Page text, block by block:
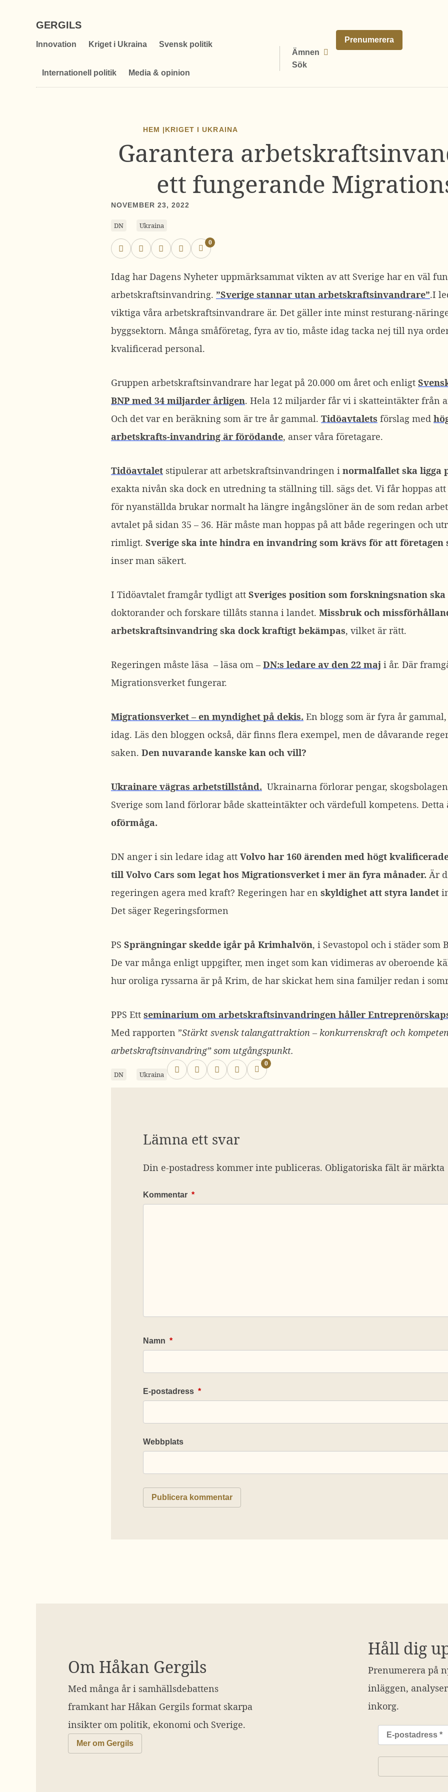
GERGILS
Innovation Kriget i Ukraina Svensk politik
Internationell politik Media & opinion
Ämnen
Sök
Prenumerera
HEM |KRIGET I UKRAINA
Garantera
ett fungerande
NOVEMBER 23, 2022
DN Ukraina
0
Idag har Dagens Nyheter uppmärksammat vikten av att Sverige har en väl
arbetskraftsinvandring. ”Sverige stannar utan arbetskraftsinvandrare”.I
viktiga våra arbetskraftsinvandrare är. Det gäller inte minst resturang-
byggsektorn. Många småföretag, fyra av tio, måste idag tacka nej till nya
kvalificerad personal.
Gruppen arbetskraftsinvandrare har legat på 20.000 om året och enligt
BNP med 34 miljarder årligen. Hela 12 miljarder får vi i skatteintäkter från
Och det var en beräkning som är tre år gammal. Tidöavtalets förslag med
arbetskrafts-invandring är förödande, anser våra företagare.
Tidöavtalet stipulerar att arbetskraftsinvandringen i normalfallet ska ligga
exakta nivån ska dock en utredning ta ställning till. sägs det. Vi får hoppas
för nyanställda brukar normalt ha längre ingångslöner än de som redan
avtalet på sidan 35 – 36. Här måste man hoppas på att både regeringen och
rimligt. Sverige ska inte hindra en invandring som krävs för att
inser man säkert.
I Tidöavtalet framgår tydligt att Sveriges position som forskningsnation ska
doktorander och forskare tillåts stanna i landet. Missbruk och
arbetskraftsinvandring ska dock kraftigt bekämpas, vilket är rätt.
Regeringen måste läsa – läsa om – DN:s ledare av den 22 maj i år. Där
Migrationsverket fungerar.
Migrationsverket – en myndighet på dekis. En blogg som är fyra år
idag. Läs den bloggen också, där finns flera exempel, men de dåvarande
saken. Den nuvarande kanske kan och vill?
Ukrainare vägras arbetstillstånd. Ukrainarna förlorar pengar,
Sverige som land förlorar både skatteintäkter och värdefull kompetens.
oförmåga.
DN anger i sin ledare idag att Volvo har 160 ärenden med högt
till Volvo Cars som legat hos Migrationsverket i mer än fyra månader. Är
regeringen agera med kraft? Regeringen har en skyldighet att styra landet
Det säger Regeringsformen
PS Sprängningar skedde igår på Krimhalvön, i Sevastopol och i städer som
De var många enligt uppgifter, men inget som kan vidimeras av oberoende
hur oroliga ryssarna är på Krim, de har skickat hem sina familjer redan i
PPS Ett seminarium om arbetskraftsinvandringen håller
Med rapporten ”Stärkt svensk talangattraktion – konkurrenskraft och
arbetskraftsinvandring” som utgångspunkt.
DN Ukraina
0
Lämna ett svar
Din e-postadress kommer inte publiceras. Obligatoriska fält är märkta
Kommentar *
Namn *
E-postadress *
Webbplats
Om Håkan Gergils
Med många år i samhällsdebattens
framkant har Håkan Gergils format skarpa
insikter om politik, ekonomi och Sverige.
Mer om Gergils
Håll dig
Prenumerera på
inläggen,
inkorg.